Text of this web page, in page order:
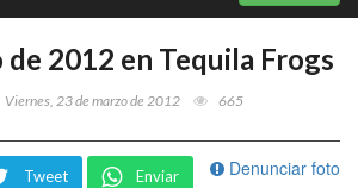
2012 en Tequila Frogs
Viernes, 23 de marzo de 2012 665
Denunciar foto
Tweet Enviar